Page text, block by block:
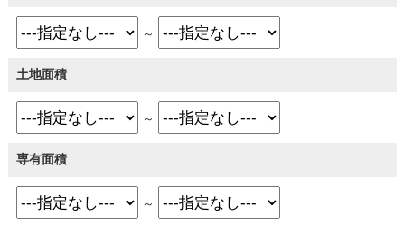
～
土地面積
～
専有面積
～